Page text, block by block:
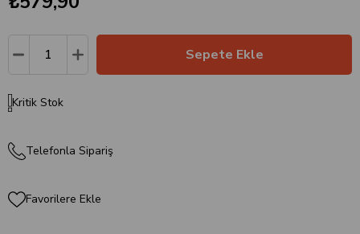
Kritik Stok
Telefonla Sipariş
Favorilere Ekle